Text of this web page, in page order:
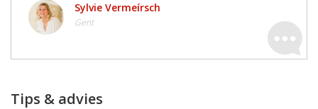
Sylvie Vermeírsch
Gent
Tips & advies